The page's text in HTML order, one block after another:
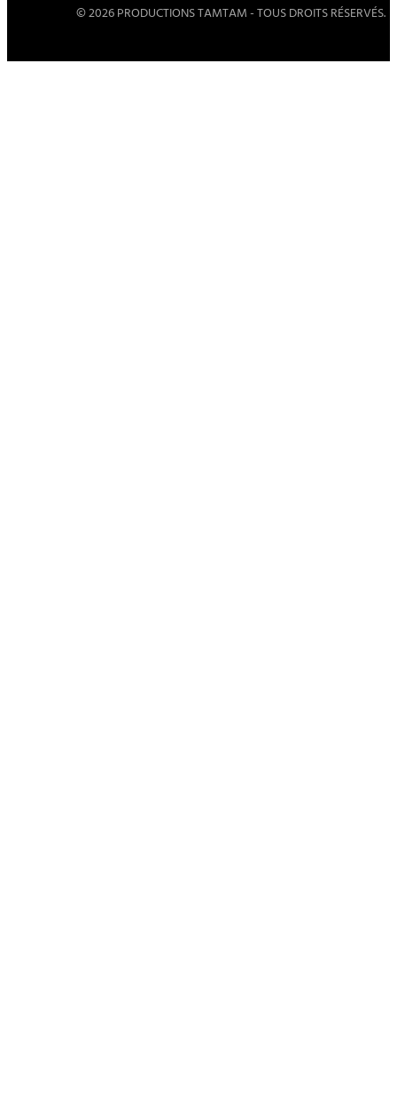
© 2026 PRODUCTIONS TAMTAM - TOUS DROITS RÉSERVÉS.